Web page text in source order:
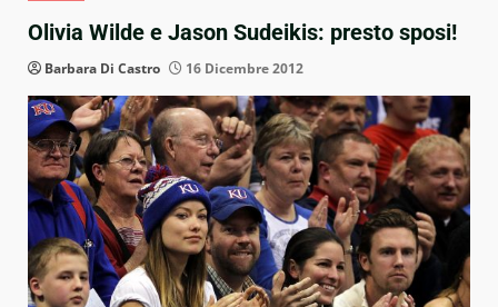
Olivia Wilde e Jason Sudeikis: presto sposi!
Barbara Di Castro 16 Dicembre 2012